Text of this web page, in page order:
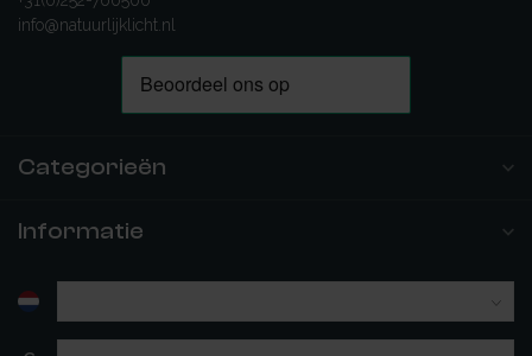
info@natuurlijklicht.nl
Categorieën
Informatie